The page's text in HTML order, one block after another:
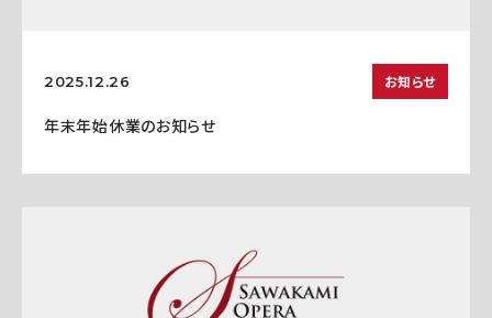
2025.12.26 お知らせ
年末年始休業のお知らせ